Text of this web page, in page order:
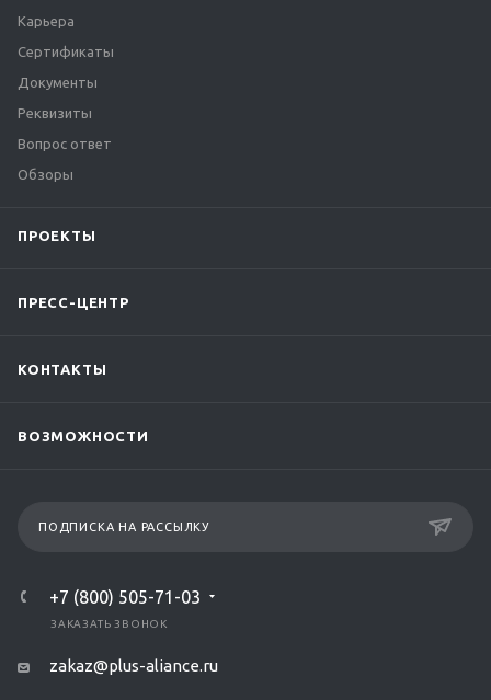
Карьера
Сертификаты
Документы
Реквизиты
Вопрос ответ
Обзоры
ПРОЕКТЫ
ПРЕСС-ЦЕНТР
КОНТАКТЫ
ВОЗМОЖНОСТИ
ПОДПИСКА НА РАССЫЛКУ
+7 (800) 505-71-03
ЗАКАЗАТЬ ЗВОНОК
zakaz@plus-aliance.ru